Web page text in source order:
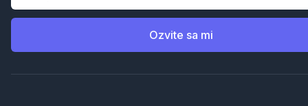
Ozvite sa mi